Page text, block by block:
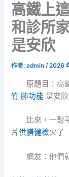
高鐵上
和診所
是安欣
作者:admin/2026
原題目：高
竹 肺功能 是安欣
比來，一對
片供膳健檢火了
網友：他們